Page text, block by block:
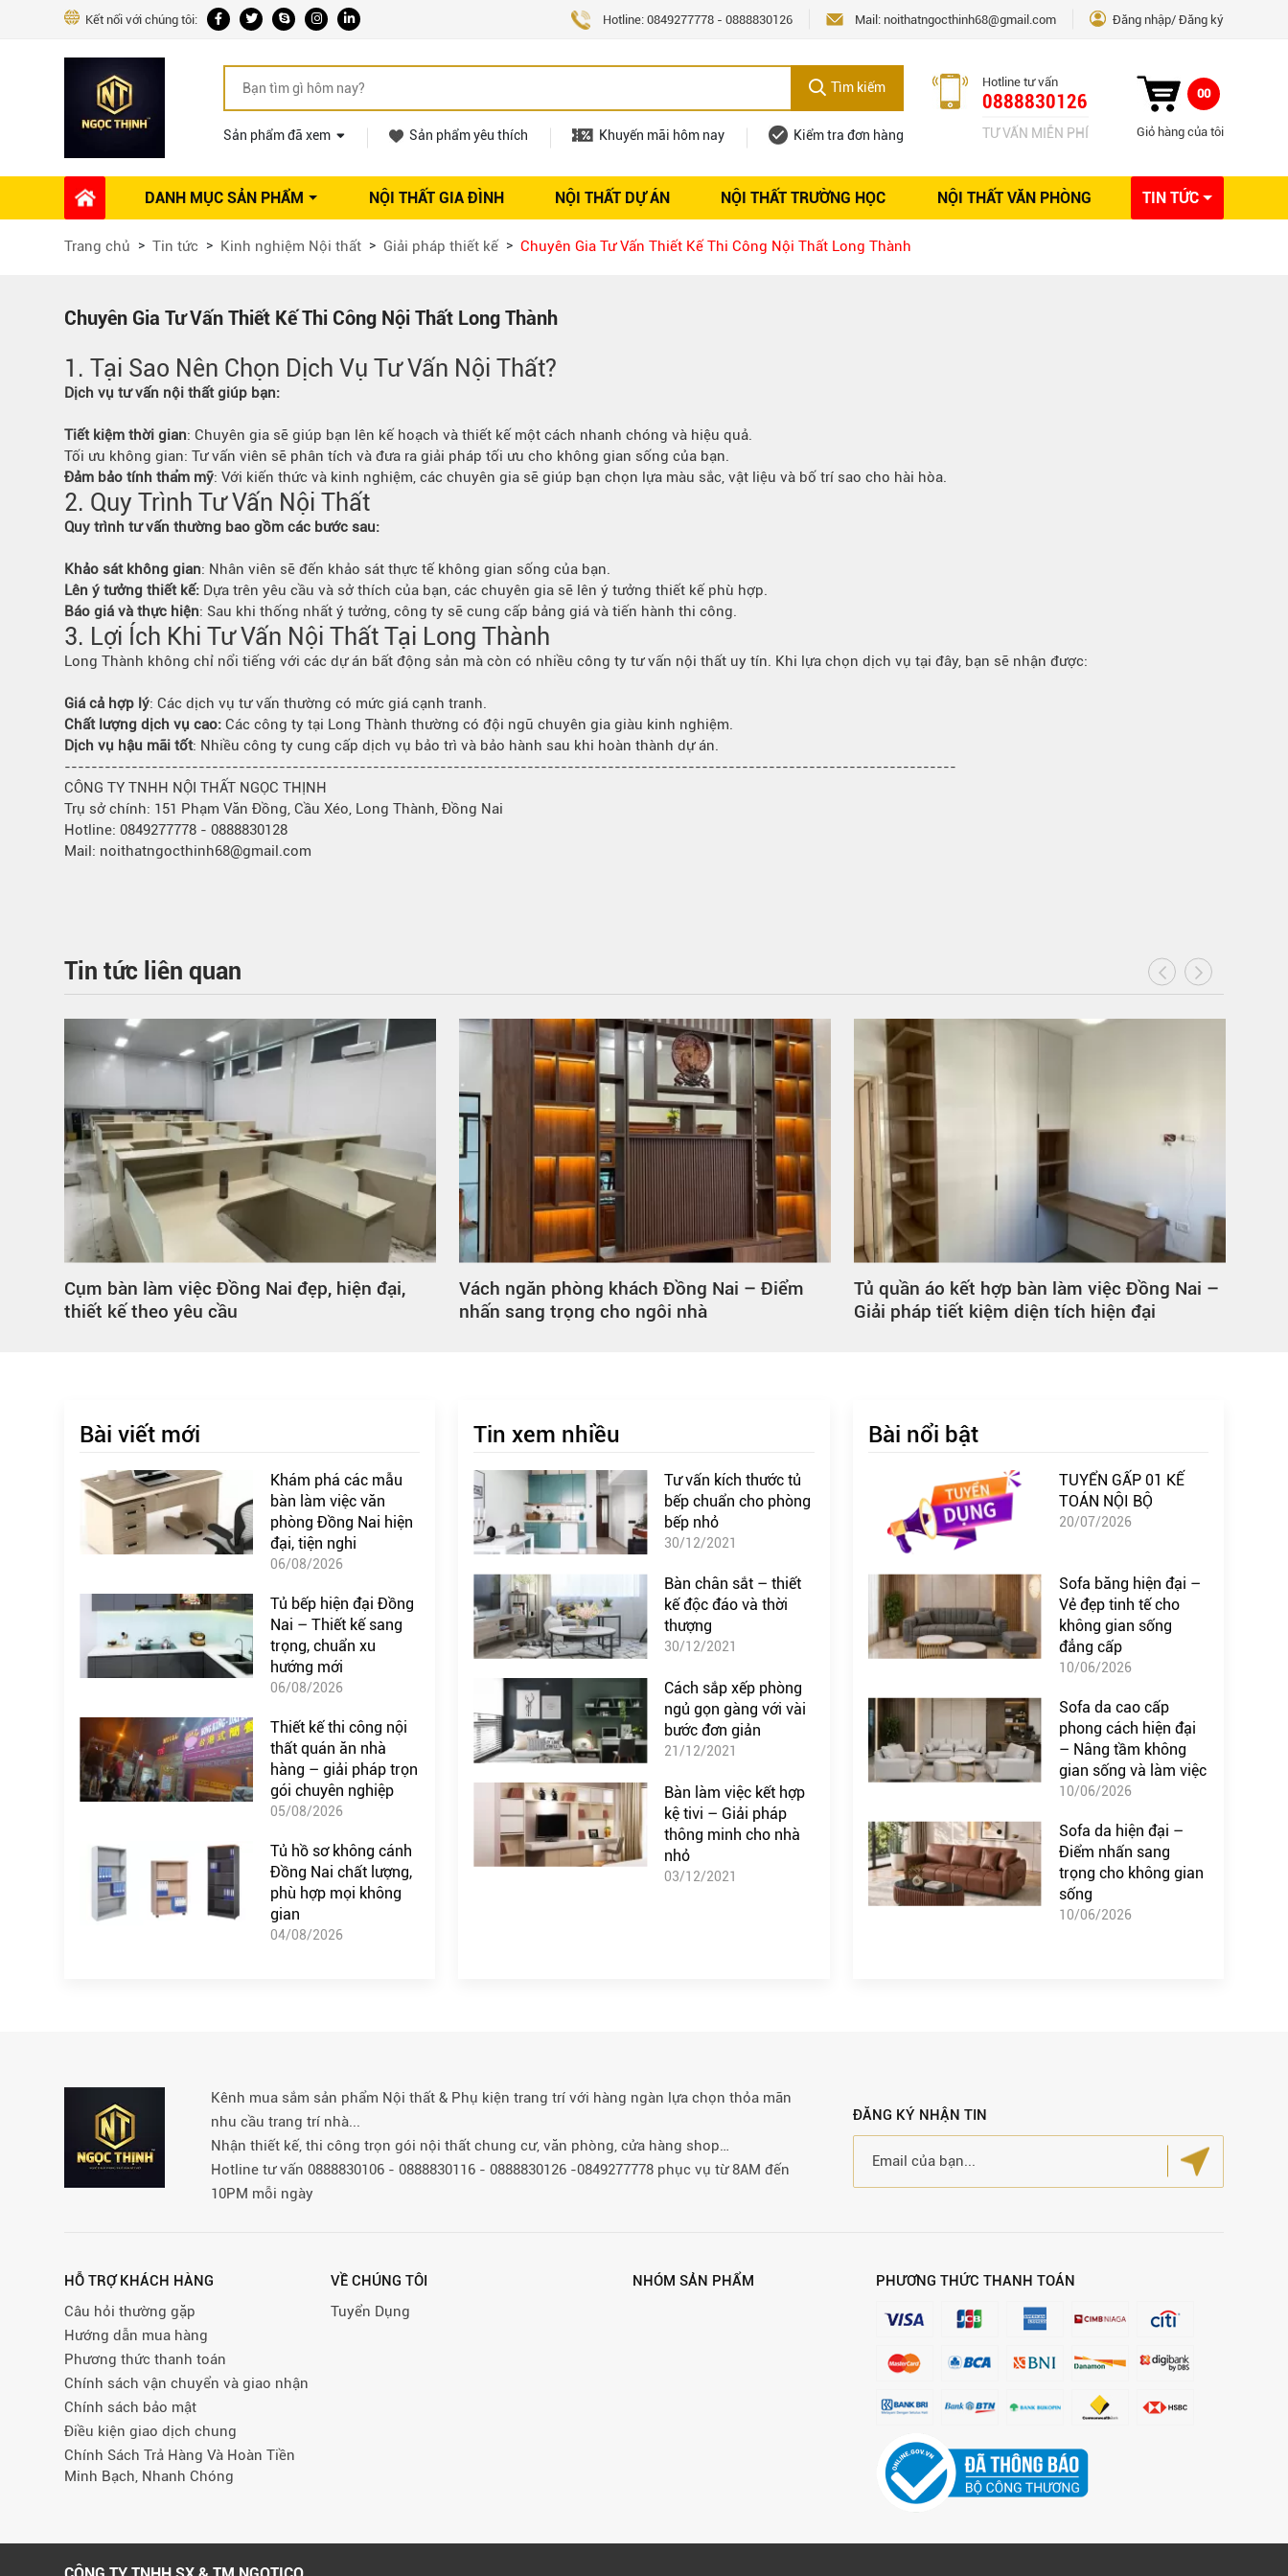
Kết nối với chúng tôi: Hotline: 0849277778 - 0888830126 Mail: noithatngocthinh68@gmail.com Đăng nhập Đăng ký
Tìm kiếm
Sản phẩm đã xem Sản phẩm yêu thích Khuyến mãi hôm nay Kiểm tra đơn hàng
Hotline tư vấn
0888830126
TƯ VẤN MIỄN PHÍ
00
Giỏ hàng của tôi
DANH MỤC SẢN PHẨM
Phụ kiện Nội thất
Ổ khóa tủ
Máy hút mùi
Phụ kiện tủ áo
Phụ kiện tủ bếp trên
Bếp từ-Bếp hồng ngoại
Chậu rửa bát
Ray trượt – bản lề – tay nắm cửa
Phụ kiện tủ bếp dưới
Giá để dao thớt
Kệ để chất tẩy rửa
Kệ gia vị
Kệ góc liên hoàn
NỘI THẤT GIA ĐÌNH NỘI THẤT DỰ ÁN NỘI THẤT TRƯỜNG HỌC NỘI THẤT VĂN PHÒNG TIN TỨC
Dự án thi công Báo giá Nội thất Tuyển dụng
Trang chủ Tin tức Kinh nghiệm Nội thất Giải pháp thiết kế Chuyên Gia Tư Vấn Thiết Kế Thi Công Nội Thất Long Thành
Chuyên Gia Tư Vấn Thiết Kế Thi Công Nội Thất Long Thành
1. Tại Sao Nên Chọn Dịch Vụ Tư Vấn Nội Thất?
Dịch vụ tư vấn nội thất giúp bạn:
Tiết kiệm thời gian: Chuyên gia sẽ giúp bạn lên kế hoạch và thiết kế một cách nhanh chóng và hiệu quả.
Tối ưu không gian: Tư vấn viên sẽ phân tích và đưa ra giải pháp tối ưu cho không gian sống của bạn.
Đảm bảo tính thẩm mỹ: Với kiến thức và kinh nghiệm, các chuyên gia sẽ giúp bạn chọn lựa màu sắc, vật liệu và bố trí sao cho hài hòa.
2. Quy Trình Tư Vấn Nội Thất
Quy trình tư vấn thường bao gồm các bước sau:
Khảo sát không gian: Nhân viên sẽ đến khảo sát thực tế không gian sống của bạn.
Lên ý tưởng thiết kế: Dựa trên yêu cầu và sở thích của bạn, các chuyên gia sẽ lên ý tưởng thiết kế phù hợp.
Báo giá và thực hiện: Sau khi thống nhất ý tưởng, công ty sẽ cung cấp bảng giá và tiến hành thi công.
3. Lợi Ích Khi Tư Vấn Nội Thất Tại Long Thành
Long Thành không chỉ nổi tiếng với các dự án bất động sản mà còn có nhiều công ty tư vấn nội thất uy tín. Khi lựa chọn dịch vụ tại đây, bạn sẽ nhận được:
Giá cả hợp lý: Các dịch vụ tư vấn thường có mức giá cạnh tranh.
Chất lượng dịch vụ cao: Các công ty tại Long Thành thường có đội ngũ chuyên gia giàu kinh nghiệm.
Dịch vụ hậu mãi tốt: Nhiều công ty cung cấp dịch vụ bảo trì và bảo hành sau khi hoàn thành dự án.
-------------------------------------------------------------------------------------------------------------------------------------
CÔNG TY TNHH NỘI THẤT NGỌC THỊNH
Trụ sở chính: 151 Phạm Văn Đồng, Cầu Xéo, Long Thành, Đồng Nai
Hotline: 0849277778 - 0888830128
Mail: noithatngocthinh68@gmail.com
Tin tức liên quan
Cụm bàn làm việc Đồng Nai đẹp, hiện đại,
thiết kế theo yêu cầu
Vách ngăn phòng khách Đồng Nai – Điểm
nhấn sang trọng cho ngôi nhà
Tủ quần áo kết hợp bàn làm việc Đồng Nai –
Giải pháp tiết kiệm diện tích hiện đại
Bài viết mới
Khám phá các mẫu
bàn làm việc văn
phòng Đồng Nai hiện
đại, tiện nghi
06/08/2026
Tủ bếp hiện đại Đồng
Nai – Thiết kế sang
trọng, chuẩn xu
hướng mới
06/08/2026
Thiết kế thi công nội
thất quán ăn nhà
hàng – giải pháp trọn
gói chuyên nghiệp
05/08/2026
Tủ hồ sơ không cánh
Đồng Nai chất lượng,
phù hợp mọi không
gian
04/08/2026
Tin xem nhiều
Tư vấn kích thước tủ
bếp chuẩn cho phòng
bếp nhỏ
30/12/2021
Bàn chân sắt – thiết
kế độc đáo và thời
thượng
30/12/2021
Cách sắp xếp phòng
ngủ gọn gàng với vài
bước đơn giản
21/12/2021
Bàn làm việc kết hợp
kệ tivi – Giải pháp
thông minh cho nhà
nhỏ
03/12/2021
Bài nổi bật
TUYỂN GẤP 01 KẾ
TOÁN NỘI BỘ
20/07/2026
Sofa băng hiện đại –
Vẻ đẹp tinh tế cho
không gian sống
đẳng cấp
10/06/2026
Sofa da cao cấp
phong cách hiện đại
– Nâng tầm không
gian sống và làm việc
10/06/2026
Sofa da hiện đại –
Điểm nhấn sang
trọng cho không gian
sống
10/06/2026
Kênh mua sắm sản phẩm Nội thất & Phụ kiện trang trí với hàng ngàn lựa chọn thỏa mãn
nhu cầu trang trí nhà...
Nhận thiết kế, thi công trọn gói nội thất chung cư, văn phòng, cửa hàng shop…
Hotline tư vấn 0888830106 - 0888830116 - 0888830126 -0849277778 phục vụ từ 8AM đến
10PM mỗi ngày
ĐĂNG KÝ NHẬN TIN
HỖ TRỢ KHÁCH HÀNG
Câu hỏi thường gặp
Hướng dẫn mua hàng
Phương thức thanh toán
Chính sách vận chuyển và giao nhận
Chính sách bảo mật
Điều kiện giao dịch chung
Chính Sách Trả Hàng Và Hoàn Tiền
Minh Bạch, Nhanh Chóng
VỀ CHÚNG TÔI
Tuyển Dụng
NHÓM SẢN PHẨM PHƯƠNG THỨC THANH TOÁN